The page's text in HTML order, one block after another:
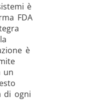
è
FDA
è
un
di ogni